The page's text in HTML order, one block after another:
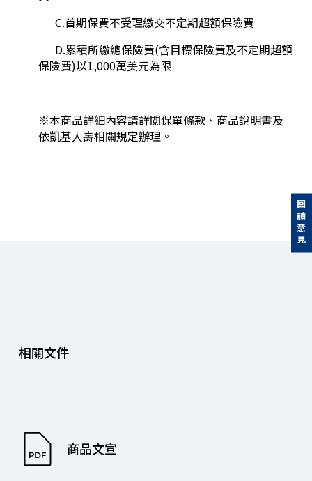
C.首期保費不受理繳交不定期超額保險費
D.累積所繳總保險費(含目標保險費及不定期超額
保險費)以1,000萬美元為限
※本商品詳細內容請詳閱保單條款、商品說明書及
依凱基人壽相關規定辦理。
相關文件
商品文宣
回饋意見